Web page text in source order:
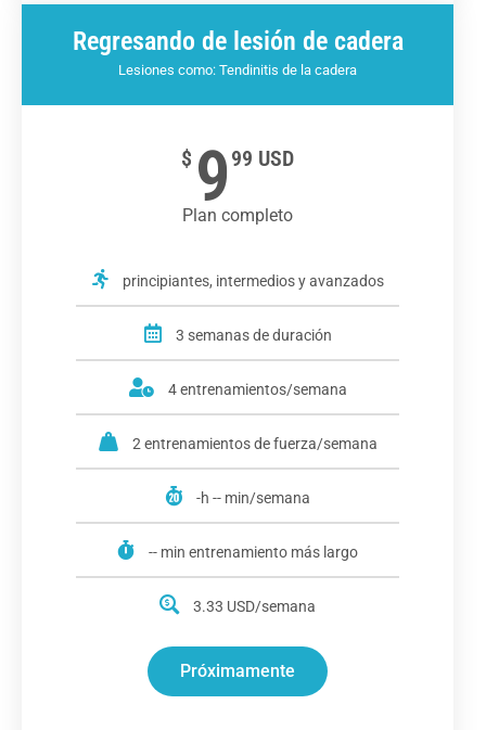
Regresando de lesión de cadera
Lesiones como: Tendinitis de la cadera
$ 9 99 USD
Plan completo
principiantes, intermedios y avanzados
3 semanas de duración
4 entrenamientos/semana
2 entrenamientos de fuerza/semana
-h -- min/semana
-- min entrenamiento más largo
3.33 USD/semana
Próximamente